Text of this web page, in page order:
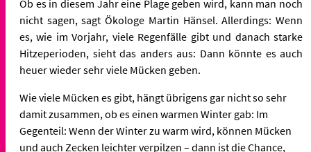
Ob es in diesem Jahr eine Plage geben wird, kann man noch
nicht sagen, sagt Ökologe Martin Hänsel. Allerdings: Wenn
es, wie im Vorjahr, viele Regenfälle gibt und danach starke
Hitzeperioden, sieht das anders aus: Dann könnte es auch
heuer wieder sehr viele Mücken geben.
Wie viele Mücken es gibt, hängt übrigens gar nicht so sehr
damit zusammen, ob es einen warmen Winter gab: Im
Gegenteil: Wenn der Winter zu warm wird, können Mücken
und auch Zecken leichter verpilzen – dann ist die Chance,